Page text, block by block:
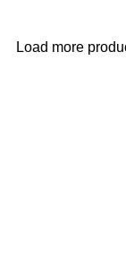
Load more